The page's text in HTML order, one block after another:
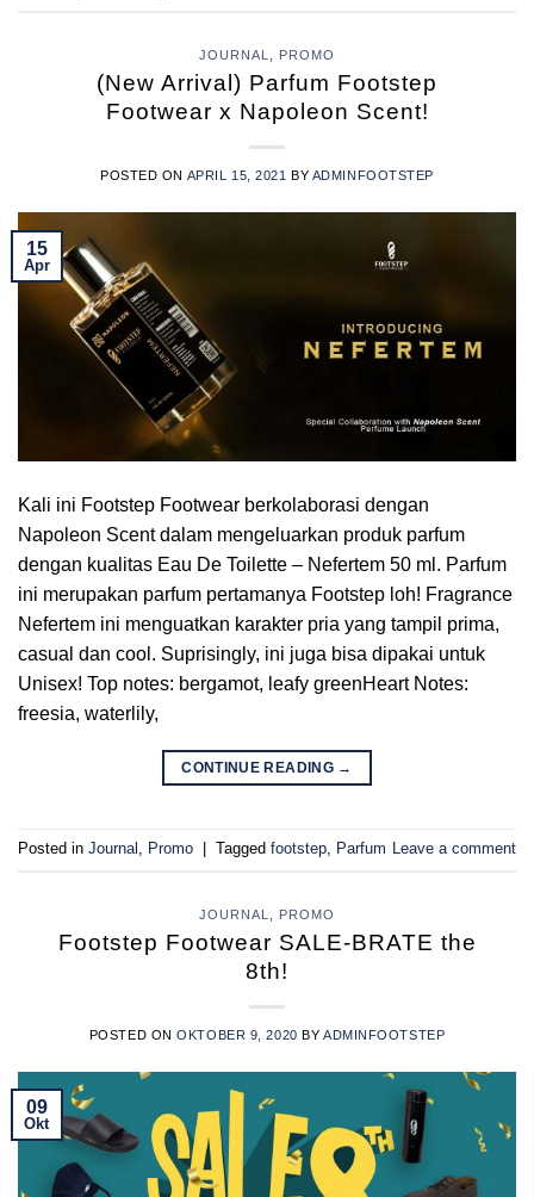
JOURNAL PROMO
(New Arrival) Parfum Footstep
Footwear x Napoleon Scent!
POSTED ON APRIL 15, 2021 BY ADMINFOOTSTEP
15
Apr
Kali ini Footstep Footwear berkolaborasi dengan
Napoleon Scent dalam mengeluarkan produk parfum
dengan kualitas Eau De Toilette – Nefertem 50 ml. Parfum
ini merupakan parfum pertamanya Footstep loh! Fragrance
Nefertem ini menguatkan karakter pria yang tampil prima,
casual dan cool. Suprisingly, ini juga bisa dipakai untuk
Unisex! Top notes: bergamot, leafy greenHeart Notes:
freesia, waterlily,
CONTINUE READING →
Posted in Journal , Promo Tagged footstep, Parfum Leave a comment
JOURNAL PROMO
Footstep Footwear SALE-BRATE the
8th!
POSTED ONOKTOBER 9, 2020 BY ADMINFOOTSTEP
09
Okt